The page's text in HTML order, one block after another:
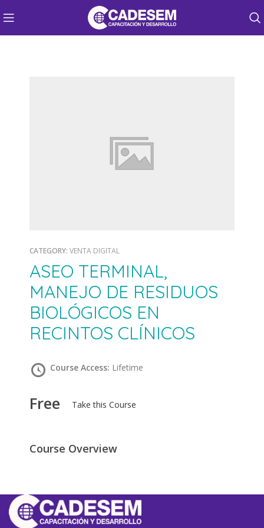
CATEGORY: VENTA DIGITAL
ASEO TERMINAL,
MANEJO DE RESIDUOS
BIOLÓGICOS EN
RECINTOS CLÍNICOS
Course Access: Lifetime
Free Take this Course
Course Overview